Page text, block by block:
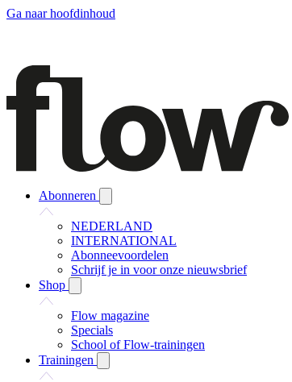
Ga naar hoofdinhoud
Abonneren
NEDERLAND
INTERNATIONAL
Abonneevoordelen
Schrijf je in voor onze nieuwsbrief
Shop
Flow magazine
Specials
School of Flow-trainingen
Trainingen